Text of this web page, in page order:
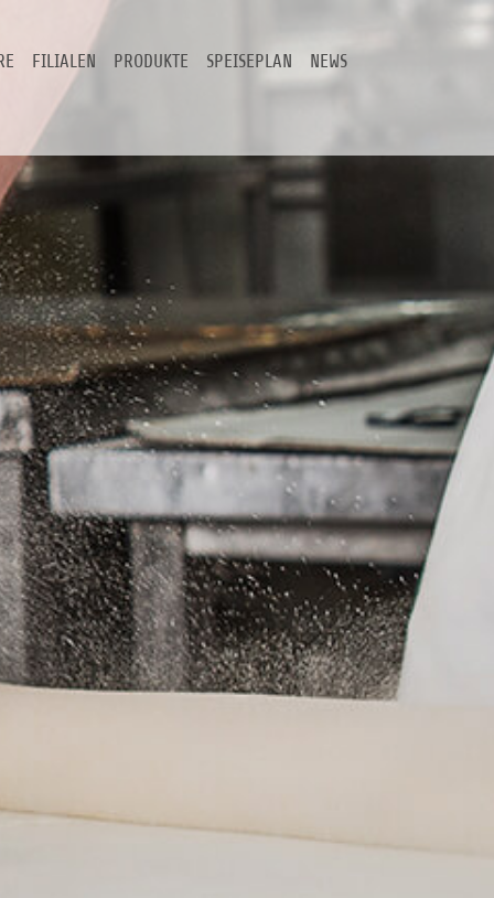
FILIALEN PRODUKTE SPEISEPLAN NEWS